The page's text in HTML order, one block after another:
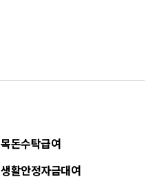
목돈수탁급여
생활안정자금대여